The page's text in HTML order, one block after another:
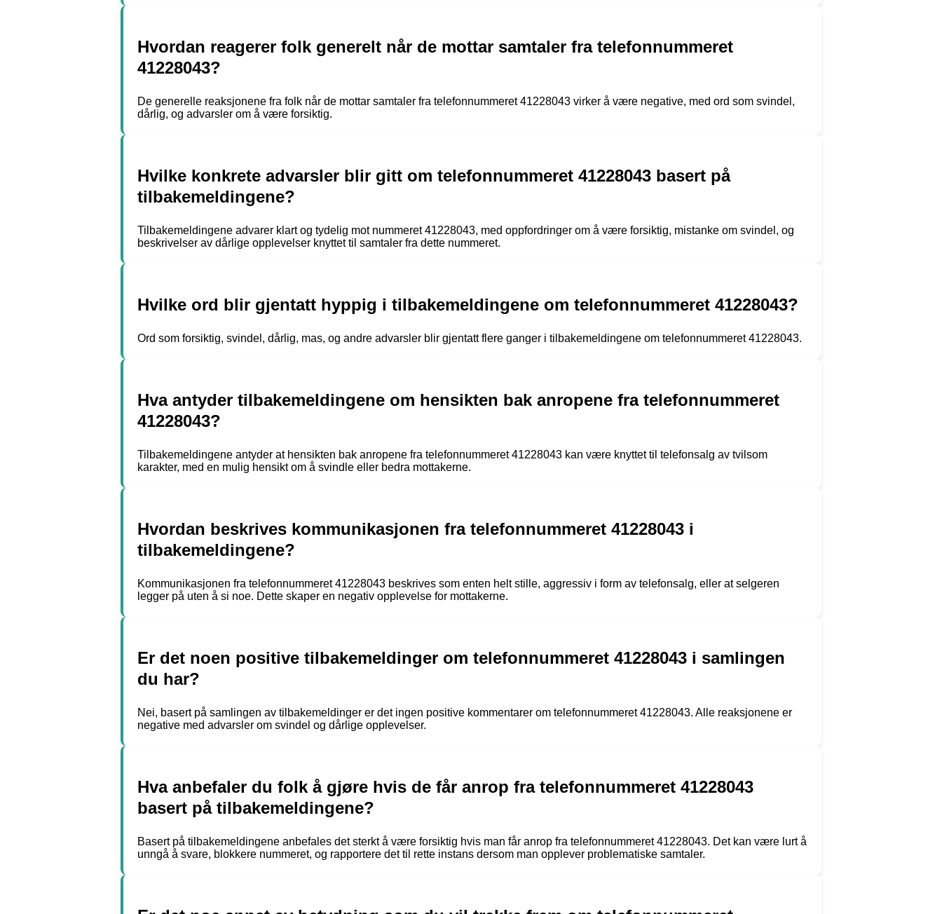
Hvordan reagerer folk generelt når de mottar samtaler fra telefonnummeret
41228043?
De generelle reaksjonene fra folk når de mottar samtaler fra telefonnummeret 41228043 virker å være negative, med ord som svindel,
dårlig, og advarsler om å være forsiktig.
Hvilke konkrete advarsler blir gitt om telefonnummeret 41228043 basert på
tilbakemeldingene?
Tilbakemeldingene advarer klart og tydelig mot nummeret 41228043, med oppfordringer om å være forsiktig, mistanke om svindel, og
beskrivelser av dårlige opplevelser knyttet til samtaler fra dette nummeret.
Hvilke ord blir gjentatt hyppig i tilbakemeldingene om telefonnummeret 41228043?
Ord som forsiktig, svindel, dårlig, mas, og andre advarsler blir gjentatt flere ganger i tilbakemeldingene om telefonnummeret 41228043.
Hva antyder tilbakemeldingene om hensikten bak anropene fra telefonnummeret
41228043?
Tilbakemeldingene antyder at hensikten bak anropene fra telefonnummeret 41228043 kan være knyttet til telefonsalg av tvilsom
karakter, med en mulig hensikt om å svindle eller bedra mottakerne.
Hvordan beskrives kommunikasjonen fra telefonnummeret 41228043 i
tilbakemeldingene?
Kommunikasjonen fra telefonnummeret 41228043 beskrives som enten helt stille, aggressiv i form av telefonsalg, eller at selgeren
legger på uten å si noe. Dette skaper en negativ opplevelse for mottakerne.
Er det noen positive tilbakemeldinger om telefonnummeret 41228043 i samlingen
du har?
Nei, basert på samlingen av tilbakemeldinger er det ingen positive kommentarer om telefonnummeret 41228043. Alle reaksjonene er
negative med advarsler om svindel og dårlige opplevelser.
Hva anbefaler du folk å gjøre hvis de får anrop fra telefonnummeret 41228043
basert på tilbakemeldingene?
Basert på tilbakemeldingene anbefales det sterkt å være forsiktig hvis man får anrop fra telefonnummeret 41228043. Det kan være lurt å
unngå å svare, blokkere nummeret, og rapportere det til rette instans dersom man opplever problematiske samtaler.